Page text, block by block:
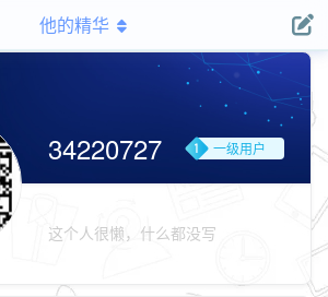
他的精华
34220727
一级用户
这个人很懒，什么都没写